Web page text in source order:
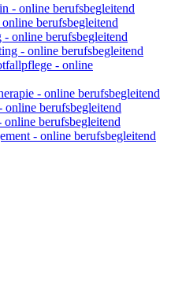
- online berufsbegleitend
berufsbegleitend
online berufsbegleitend
- online berufsbegleitend
- online
- online berufsbegleitend
berufsbegleitend
berufsbegleitend
- online berufsbegleitend